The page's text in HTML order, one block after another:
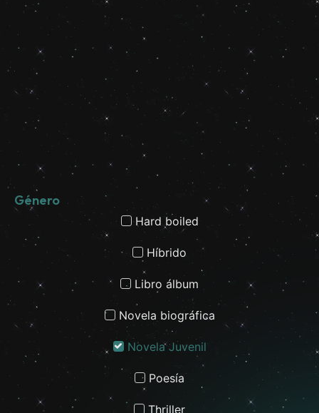
Género
Hard boiled
Híbrido
Libro álbum
Novela biográfica
Novela Juvenil
Poesía
Thriller